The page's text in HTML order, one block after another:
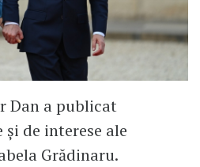
Dan a publicat
de interese ale
Grădinaru.